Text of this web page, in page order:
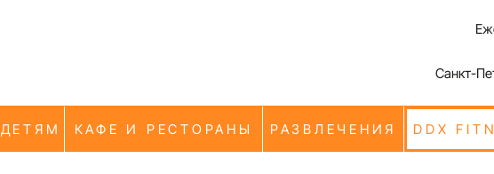
Санкт-
ДЕТЯМ КАФЕ И РЕСТОРАНЫ РАЗВЛЕЧЕНИЯ DDX